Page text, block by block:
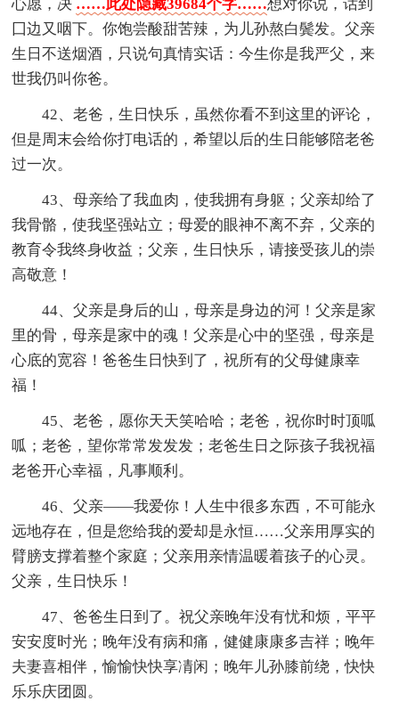
心愿，决 ……此处隐藏39684个字……想对你说，话到
囗边又咽下。你饱尝酸甜苦辣，为儿孙熬白鬓发。父亲
生日不送烟酒，只说句真情实话：今生你是我严父，来
世我仍叫你爸。
42、老爸，生日快乐，虽然你看不到这里的评论，
但是周末会给你打电话的，希望以后的生日能够陪老爸
过一次。
43、母亲给了我血肉，使我拥有身躯；父亲却给了
我骨骼，使我坚强站立；母爱的眼神不离不弃，父亲的
教育令我终身收益；父亲，生日快乐，请接受孩儿的崇
高敬意！
44、父亲是身后的山，母亲是身边的河！父亲是家
里的骨，母亲是家中的魂！父亲是心中的坚强，母亲是
心底的宽容！爸爸生日快到了，祝所有的父母健康幸
福！
45、老爸，愿你天天笑哈哈；老爸，祝你时时顶呱
呱；老爸，望你常常发发发；老爸生日之际孩子我祝福
老爸开心幸福，凡事顺利。
46、父亲——我爱你！人生中很多东西，不可能永
远地存在，但是您给我的爱却是永恒……父亲用厚实的
臂膀支撑着整个家庭；父亲用亲情温暖着孩子的心灵。
父亲，生日快乐！
47、爸爸生日到了。祝父亲晚年没有忧和烦，平平
安安度时光；晚年没有病和痛，健健康康多吉祥；晚年
夫妻喜相伴，愉愉快快享凊闲；晚年儿孙膝前绕，快快
乐乐庆团圆。